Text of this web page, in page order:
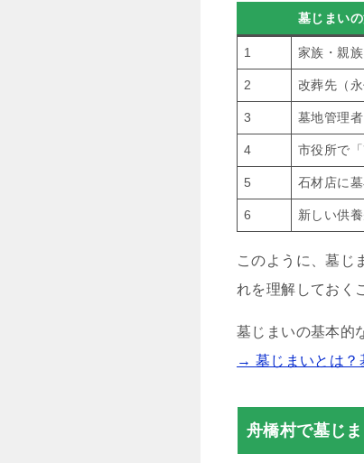
墓じまい
1 家族・親
2 改葬先（
3 墓地管理
4 市役所で
5 石材店に
6 新しい供
このように、墓じ
れを理解しておく
墓じまいの基本的
→ 墓じまいとは？
舟橋村で墓じ